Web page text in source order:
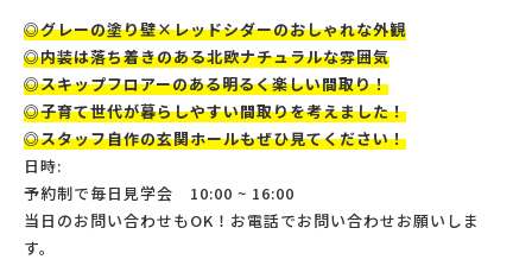
◎グレーの塗り壁×レッドシダーのおしゃれな外観
◎内装は落ち着きのある北欧ナチュラルな雰囲気
◎スキップフロアーのある明るく楽しい間取り！
◎子育て世代が暮らしやすい間取りを考えました！
◎スタッフ自作の玄関ホールもぜひ見てください！
日時:
予約制で毎日見学会 10:00 ~ 16:00
当日のお問い合わせもOK！お電話でお問い合わせお願いしま
す。